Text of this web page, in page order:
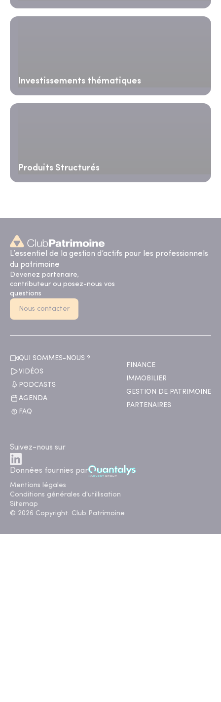
Investissements thématiques
Produits Structurés
L’essentiel de la gestion d’actifs pour les professionnels
du patrimoine
Devenez partenaire,
contributeur ou posez-nous vos
questions
Nous contacter
QUI SOMMES-NOUS ?
VIDÉOS
PODCASTS
AGENDA
FAQ
FINANCE
IMMOBILIER
GESTION DE PATRIMOINE
PARTENAIRES
Suivez-nous sur
Données fournies par
Mentions légales
Conditions générales d'utillisation
Sitemap
© 2026 Copyright. Club Patrimoine